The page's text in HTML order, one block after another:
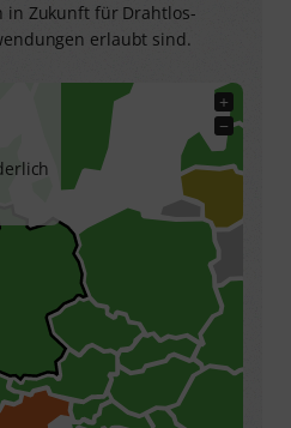
in Zukunft für Drahtlos-
erlaubt sind.
+
−